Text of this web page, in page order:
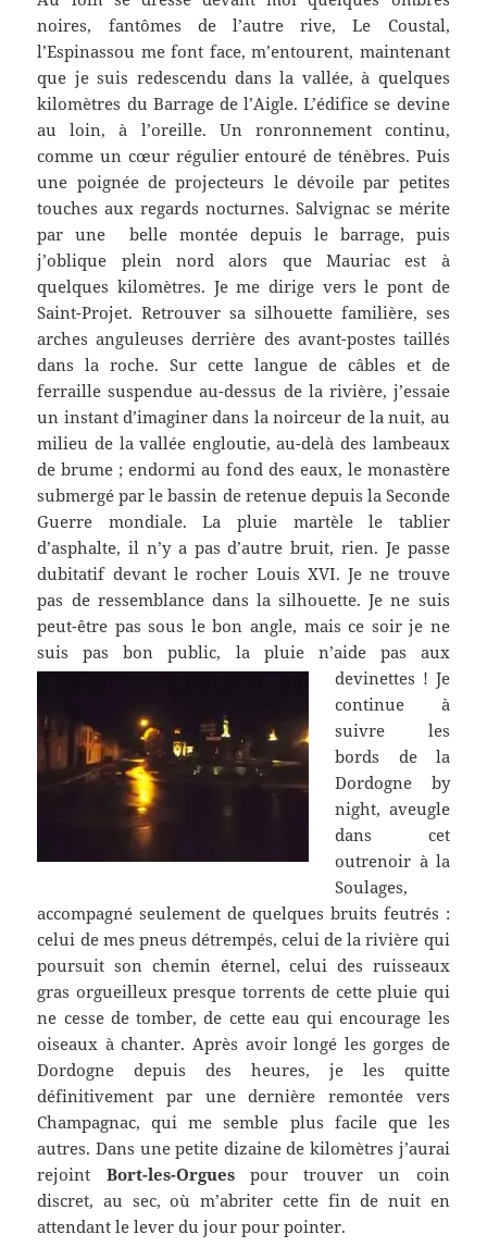
noires, fantômes de l’autre rive, Le Coustal,
l’Espinassou me font face, m’entourent, maintenant
que je suis redescendu dans la vallée, à quelques
kilomètres du Barrage de l’Aigle. L’édifice se devine
au loin, à l’oreille. Un ronronnement continu,
comme un cœur régulier entouré de ténèbres. Puis
une poignée de projecteurs le dévoile par petites
touches aux regards nocturnes. Salvignac se mérite
par une belle montée depuis le barrage, puis
j’oblique plein nord alors que Mauriac est à
quelques kilomètres. Je me dirige vers le pont de
Saint-Projet. Retrouver sa silhouette familière, ses
arches anguleuses derrière des avant-postes taillés
dans la roche. Sur cette langue de câbles et de
ferraille suspendue au-dessus de la rivière, j’essaie
un instant d’imaginer dans la noirceur de la nuit, au
milieu de la vallée engloutie, au-delà des lambeaux
de brume ; endormi au fond des eaux, le monastère
submergé par le bassin de retenue depuis la Seconde
Guerre mondiale. La pluie martèle le tablier
d’asphalte, il n’y a pas d’autre bruit, rien. Je passe
dubitatif devant le rocher Louis XVI. Je ne trouve
pas de ressemblance dans la silhouette. Je ne suis
peut-être pas sous le bon angle, mais ce soir je ne
suis pas bon public, la pluie n’aide pas aux
devinettes ! Je
continue à
suivre les
bords de la
Dordogne by
night, aveugle
dans cet
outrenoir à la
Soulages,
accompagné seulement de quelques bruits feutrés :
celui de mes pneus détrempés, celui de la rivière qui
poursuit son chemin éternel, celui des ruisseaux
gras orgueilleux presque torrents de cette pluie qui
ne cesse de tomber, de cette eau qui encourage les
oiseaux à chanter. Après avoir longé les gorges de
Dordogne depuis des heures, je les quitte
définitivement par une dernière remontée vers
Champagnac, qui me semble plus facile que les
autres. Dans une petite dizaine de kilomètres j’aurai
rejoint Bort-les-Orguespour trouver un coin
discret, au sec, où m’abriter cette fin de nuit en
attendant le lever du jour pour pointer.